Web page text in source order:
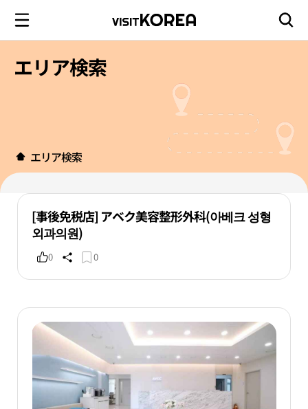
エリア検索
エリア検索
[事後免税店] アベク美容整形外科(아베크 성형
외과의원)
0 0